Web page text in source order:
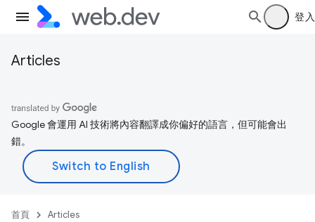
登入
Articles
Google 會運用 AI 技術將內容翻譯成你偏好的語言，但可能會出
錯。
首頁 Articles